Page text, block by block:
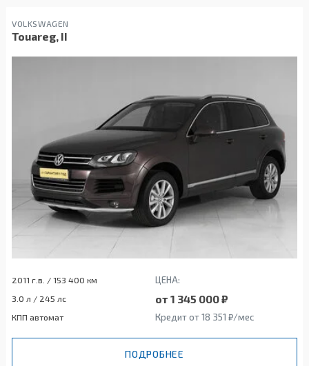
VOLKSWAGEN
Touareg, II
2011 г.в. / 153 400 км ЦЕНА:
3.0 л / 245 лс от 1 345 000 ₽
КПП автомат Кредит от 18 351 ₽/мес
ПОДРОБНЕЕ